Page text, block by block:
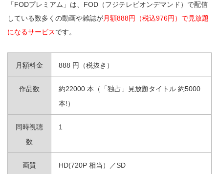
「FODプレミアム」は、FOD（フジテレビオンデマンド）で配信
している数多くの動画や雑誌が月額888円（税込976円）で見放題
になるサービスです。
月額料金 888 円（税抜き）
作品数
約22000 本（「独占」見放題タイトル 約5000
本!）
同時視聴
数
1
画質 HD(720P 相当）／SD